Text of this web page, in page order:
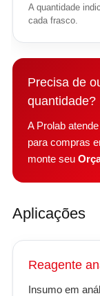
A quantidade
cada frasco.
Precisa de
quantidade?
A Prolab
para compras
monte seu
Aplicações
Reagente
Insumo em